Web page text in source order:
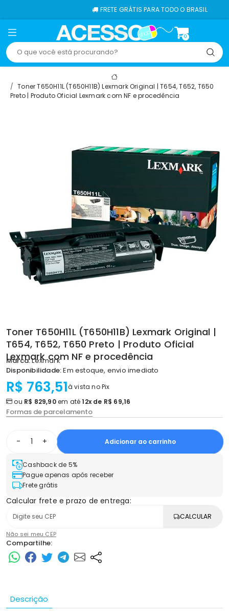
FRETE GRÁTIS PARA TODO O BRASIL
0
Toner T650H11L (T650H11B) Lexmark Original | T654, T652, T650
Preto | Produto Oficial Lexmark com NF e procedência
Toner T650H11L (T650H11B) Lexmark Original |
T654, T652, T650 Preto | Produto Oficial
Lexmark com NF e procedência
Marca:Lexmark
Disponibilidade:Em estoque, envio imediato
R$ 763,51à vista no Pix
ou R$ 829,90em até12x de R$ 69,16
Formas de parcelamento
- + Adicionar ao carrinho
Cashback de 5%
Pague apenas após receber
Frete grátis
Calcular frete e prazo de entrega:
CALCULAR
Não sei meu CEP
Compartilhe:
Descrição